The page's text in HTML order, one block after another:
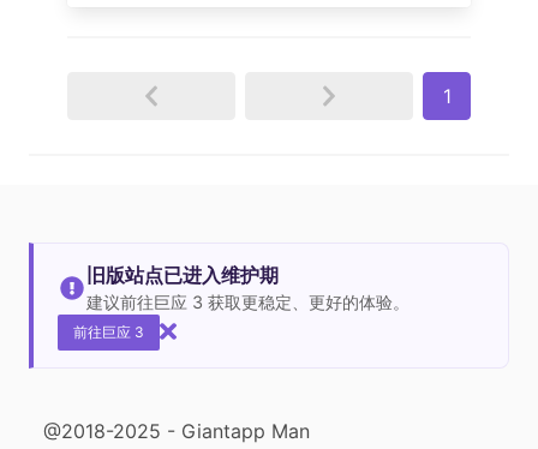
1
旧版站点已进入维护期
建议前往巨应 3 获取更稳定、更好的体验。
前往巨应 3
@2018-2025 - Giantapp Man